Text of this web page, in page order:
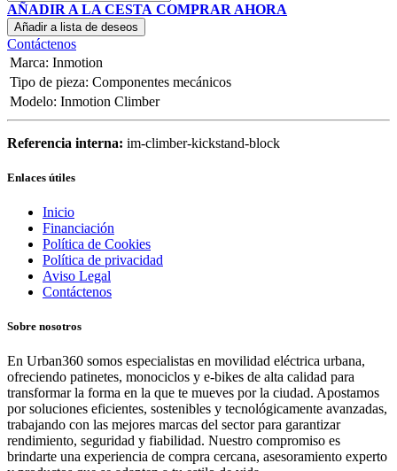
AÑADIR A LA CESTA COMPRAR AHORA
Añadir a lista de deseos
Contáctenos
Marca: Inmotion
Tipo de pieza: Componentes mecánicos
Modelo: Inmotion Climber
Referencia interna: im-climber-kickstand-block
Enlaces útiles
Inicio
Financiación
Política de Cookies
Política de privacidad
Aviso Legal
Contáctenos
Sobre nosotros
En Urban360 somos especialistas en movilidad eléctrica urbana,
ofreciendo patinetes, monociclos y e-bikes de alta calidad para
transformar la forma en la que te mueves por la ciudad. Apostamos
por soluciones eficientes, sostenibles y tecnológicamente avanzadas,
trabajando con las mejores marcas del sector para garantizar
rendimiento, seguridad y fiabilidad. Nuestro compromiso es
brindarte una experiencia de compra cercana, asesoramiento experto